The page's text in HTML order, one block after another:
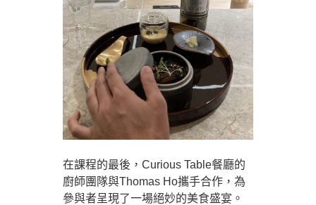
在課程的最後，Curious Table餐廳的
廚師團隊與Thomas Ho攜手合作，為
參與者呈現了一場絕妙的美食盛宴。